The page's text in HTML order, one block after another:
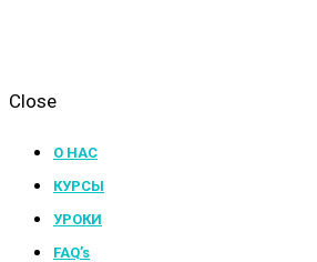
Close
О НАС
КУРСЫ
УРОКИ
FAQ’s